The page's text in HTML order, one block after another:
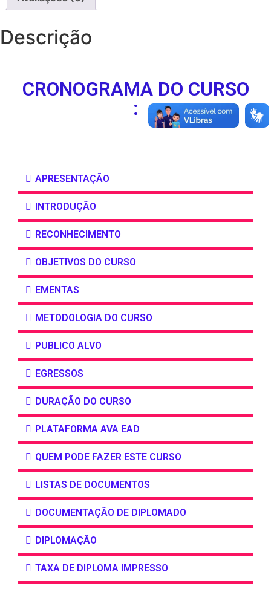
Descrição
CRONOGRAMA DO CURSO
:
APRESENTAÇÃO
INTRODUÇÃO
RECONHECIMENTO
OBJETIVOS DO CURSO
EMENTAS
METODOLOGIA DO CURSO
PUBLICO ALVO
EGRESSOS
DURAÇÃO DO CURSO
PLATAFORMA AVA EAD
QUEM PODE FAZER ESTE CURSO
LISTAS DE DOCUMENTOS
DOCUMENTAÇÃO DE DIPLOMADO
DIPLOMAÇÃO
TAXA DE DIPLOMA IMPRESSO